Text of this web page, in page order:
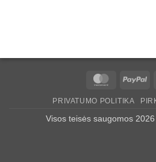
PRIVATUMO POLITIKA
Visos teisės saugomos